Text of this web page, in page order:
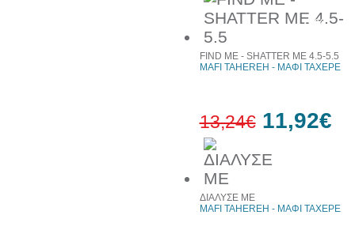
10%
FIND ME - SHATTER ME 4.5-5.5
MAFI TAHEREH - ΜΑΦΙ ΤΑΧΕΡΕ
13,24€ 11,92€
ΔΙΑΛΥΣΕ ΜΕ
MAFI TAHEREH - ΜΑΦΙ ΤΑΧΕΡΕ